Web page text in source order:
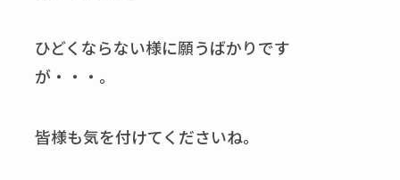
ひどくならない様に願うばかりです
が・・・。
皆様も気を付けてくださいね。